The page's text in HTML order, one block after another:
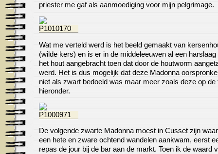
priester me gaf als aanmoediging voor mijn pelgrimage.
Wat me verteld werd is het beeld gemaakt van
(wilde kers) en is er in de middeleeuwen al een harslaag
het hout aangebracht toen dat door de houtworm
werd. Het is dus mogelijk dat deze Madonna
niet als zwart bedoeld was maar meer zoals deze op de
hieronder.
De volgende zwarte Madonna moest in Cusset zijn
een hete en zware ochtend wandelen aankwam, eerst
repas de jour bij de bar aan de markt. Toen ik de waard